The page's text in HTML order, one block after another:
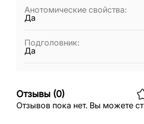
Анотомические свойства:
Да
Подголовник:
Да
Отзывы (0)
Отзывов пока нет. Вы можете